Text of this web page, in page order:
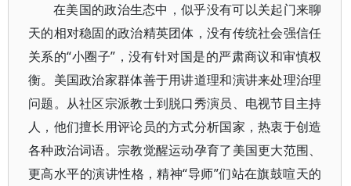
在美国的政治生态中，似乎没有可以关起门来聊
天的相对稳固的政治精英团体，没有传统社会强信任
关系的“小圈子”，没有针对国是的严肃商议和审慎权
衡。美国政治家群体善于用讲道理和演讲来处理治理
问题。从社区宗派教士到脱口秀演员、电视节目主持
人，他们擅长用评论员的方式分析国家，热衷于创造
各种政治词语。宗教觉醒运动孕育了美国更大范围、
更高水平的演讲性格，精神“导师”们站在旗鼓喧天的